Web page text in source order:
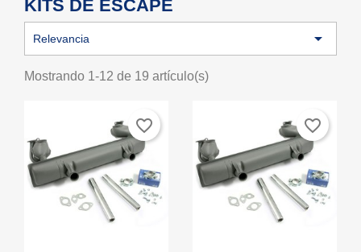
KITS DE ESCAPE
Relevancia 
Mostrando 1-12 de 19 artículo(s)
favorite_border favorite_border